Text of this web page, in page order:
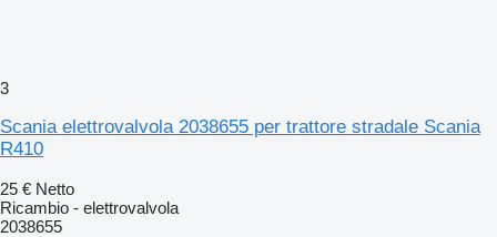
3
Scania elettrovalvola 2038655 per trattore stradale Scania
R410
25 € Netto
Ricambio - elettrovalvola
2038655